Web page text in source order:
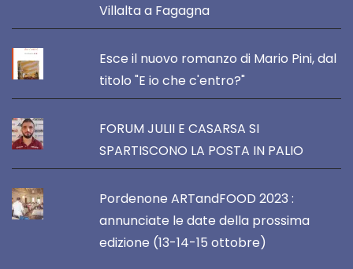
Villalta a Fagagna
Esce il nuovo romanzo di Mario Pini, dal
titolo "E io che c'entro?"
FORUM JULII E CASARSA SI
SPARTISCONO LA POSTA IN PALIO
Pordenone ARTandFOOD 2023 :
annunciate le date della prossima
edizione (13-14-15 ottobre)